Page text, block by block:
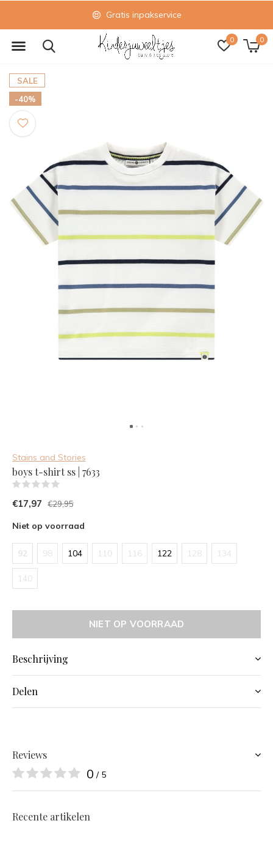
0 0
Gratis inpakservice
SALE
-40%
Stains and Stories
boys t-shirt ss | 7633
€17,97 €29,95
Niet op voorraad
92 98 104 110 116 122 128 134
140
NIET OP VOORRAAD
Beschrijving
Delen
Reviews
0 / 5
Recente artikelen